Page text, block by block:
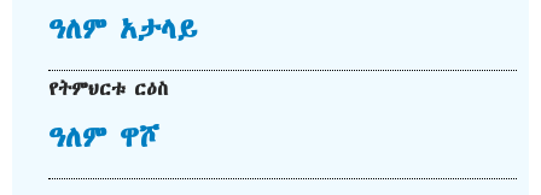
ዓለም አታላይ
የትምህርቱ ርዕስ
ዓለም ዋሾ